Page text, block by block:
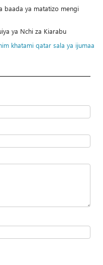
baada ya matatizo mengi
ya Nchi za Kiarabu
khatami qatar sala ya ijumaa